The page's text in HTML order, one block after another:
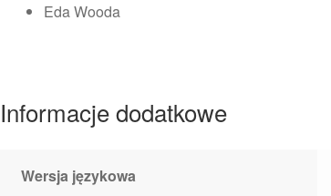
Eda Wooda
Informacje dodatkowe
Wersja językowa